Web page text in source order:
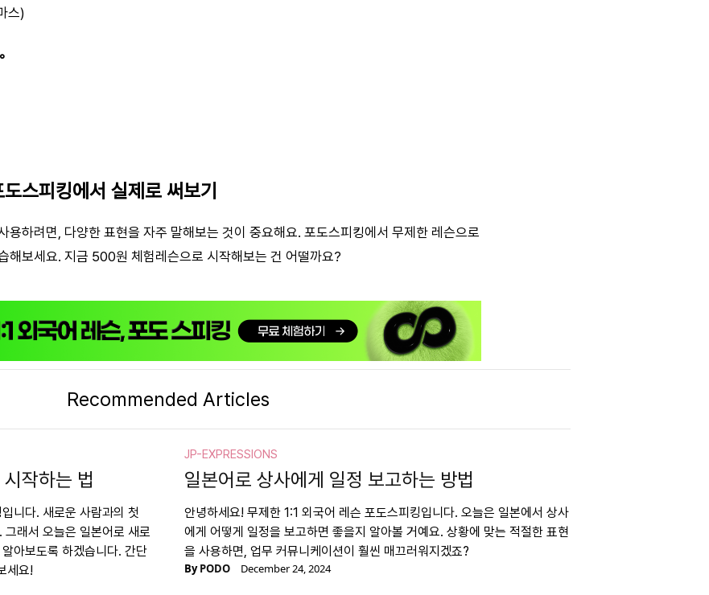
스)
스피킹에서 실제로 써보기
용하려면, 다양한 표현을 자주 말해보는 것이 중요해요. 포도스피킹에서 무제한 레슨으로
해보세요. 지금 500원 체험레슨으로 시작해보는 건 어떨까요?
Recommended Articles
작하는 법
니다. 새로운 사람과의 첫
래서 오늘은 일본어로 새로
아보도록 하겠습니다. 간단
세요!
JP-EXPRESSIONS
일본어로 상사에게 일정 보고하는 방법
안녕하세요! 무제한 1:1 외국어 레슨 포도스피킹입니다. 오늘은 일본에서 상사
에게 어떻게 일정을 보고하면 좋을지 알아볼 거예요. 상황에 맞는 적절한 표현
을 사용하면, 업무 커뮤니케이션이 훨씬 매끄러워지겠죠?
ByPODO December 24, 2024